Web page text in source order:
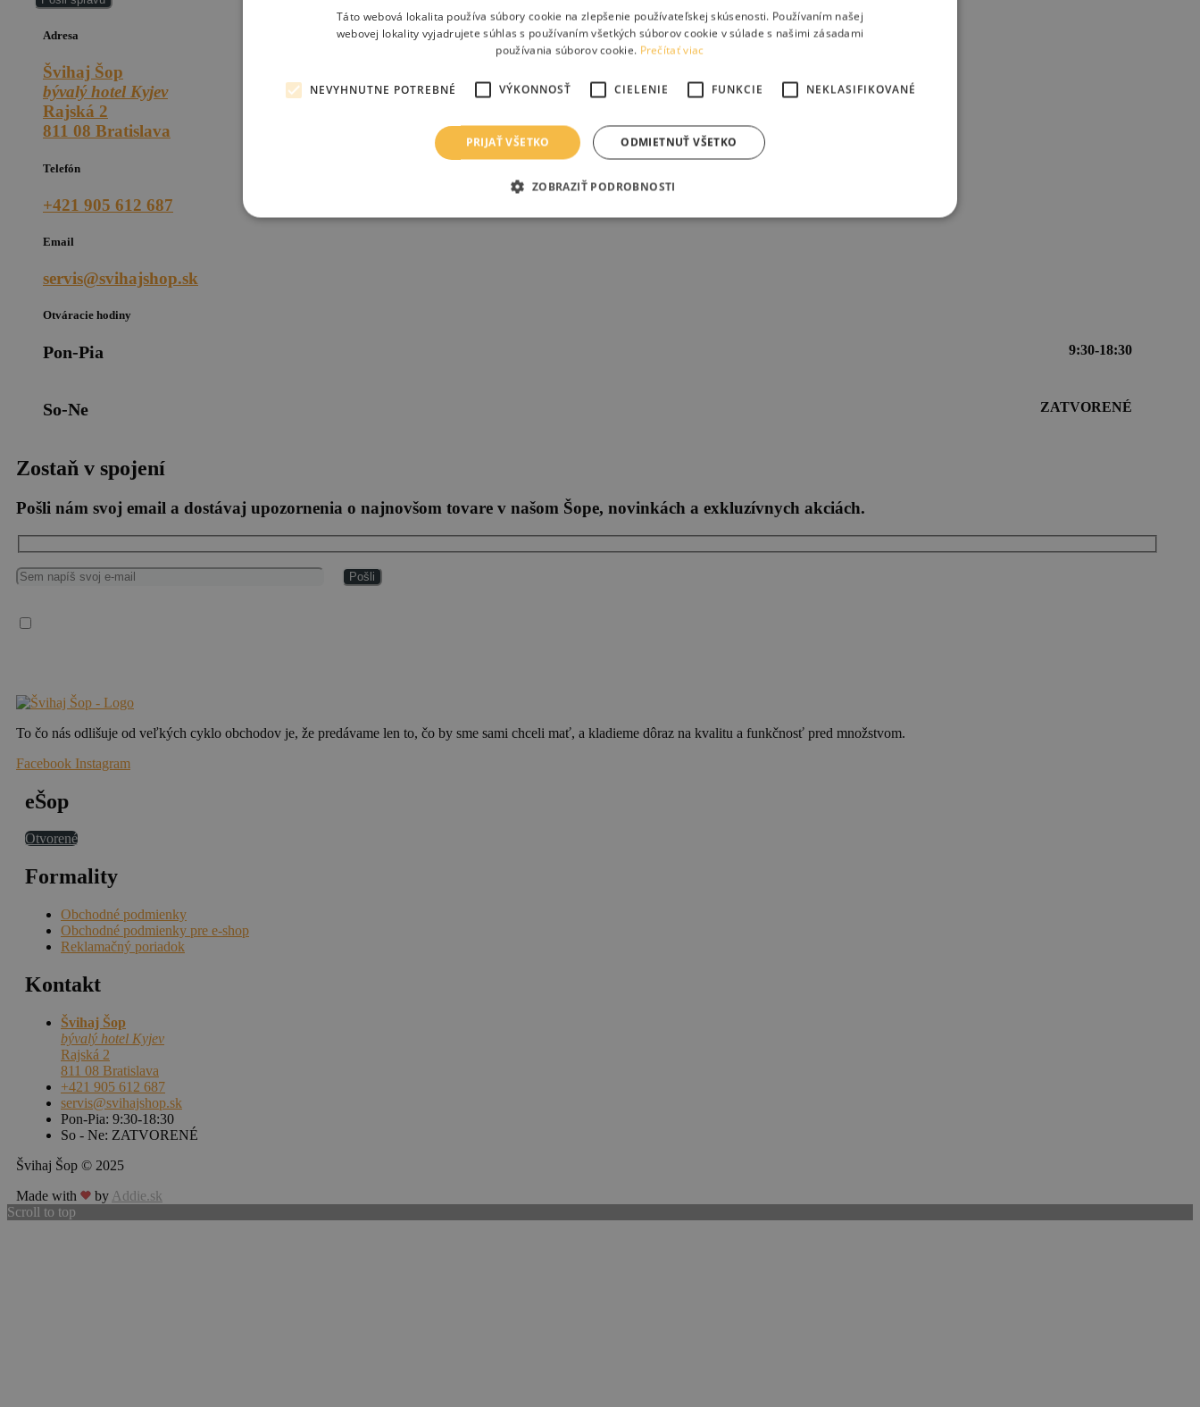
Adresa
Švihaj Šop
bývalý hotel Kyjev
Rajská 2
811 08 Bratislava
Telefón
+421 905 612 687
Email
servis@svihajshop.sk
Otváracie hodiny
Pon-Pia 9:30-18:30
So-Ne ZATVORENÉ
Zostaň v spojení
Pošli nám svoj email a dostávaj upozornenia o najnovšom tovare v našom Šope, novinkách a exkluzívnych akciách.
To čo nás odlišuje od veľkých cyklo obchodov je, že predávame len to, čo by sme sami chceli mať, a kladieme dôraz na kvalitu a funkčnosť pred množstvom.
Facebook Instagram
eŠop
Otvorené
Formality
Obchodné podmienky
Obchodné podmienky pre e-shop
Reklamačný poriadok
Kontakt
Švihaj Šop
bývalý hotel Kyjev
Rajská 2
811 08 Bratislava
+421 905 612 687
servis@svihajshop.sk
Pon-Pia: 9:30-18:30
So - Ne: ZATVORENÉ
Švihaj Šop © 2025
Made with
by Addie.sk
Scroll to top
Táto webová lokalita používa súbory cookie na zlepšenie používateľskej skúsenosti. Používaním našej
webovej lokality vyjadrujete súhlas s používaním všetkých súborov cookie v súlade s našimi zásadami
používania súborov cookie. Prečítať viac
NEVYHNUTNE POTREBNÉ VÝKONNOSŤ CIELENIE FUNKCIE NEKLASIFIKOVANÉ
PRIJAŤ VŠETKO ODMIETNUŤ VŠETKO
ZOBRAZIŤ PODROBNOSTI